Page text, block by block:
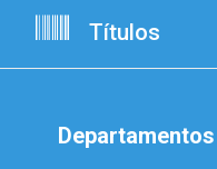
Títulos
Departamentos